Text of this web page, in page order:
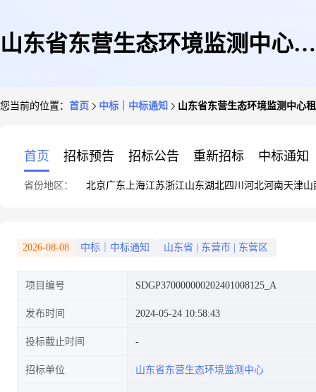
山东省东营生态环境监测中心租
您当前的位置： 首页 中标｜中标通知 山东省东营生态环境监测中心
首页 招标预告 招标公告 重新招标 中标通知
省份地区： 北京广东 上海江苏浙江山东湖北四川 河北河南天津山
2026-08-08 中标｜中标通知 山东省 东营市 东营区
项目编号 SDGP370000000202401008125_A
发布时间 2024-05-24 10:58:43
投标截止时间
招标单位 山东省东营生态环境监测中心